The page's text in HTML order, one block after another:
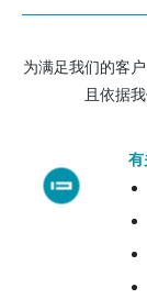
为满足我们的客
且依据
有